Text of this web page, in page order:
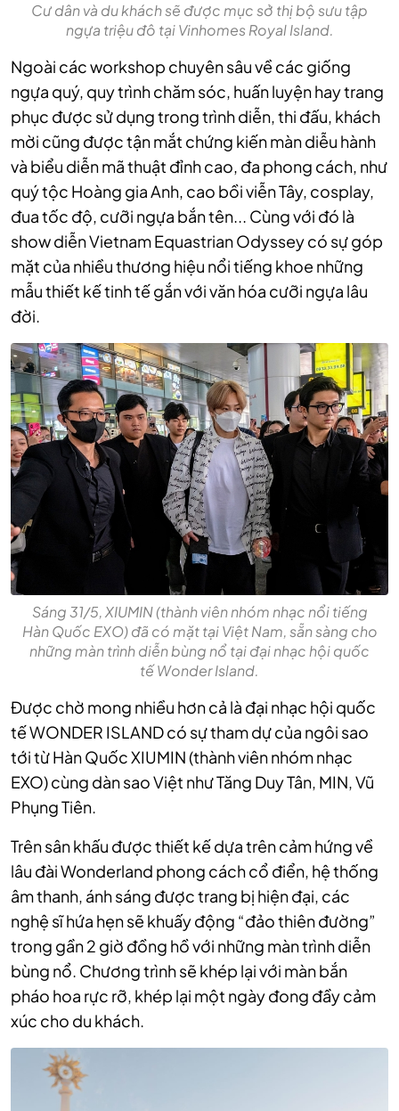
Cư dân và du khách sẽ được mục sở thị bộ sưu tập
ngựa triệu đô tại Vinhomes Royal Island.
Ngoài các workshop chuyên sâu về các giống
ngựa quý, quy trình chăm sóc, huấn luyện hay trang
phục được sử dụng trong trình diễn, thi đấu, khách
mời cũng được tận mắt chứng kiến màn diễu hành
và biểu diễn mã thuật đỉnh cao, đa phong cách, như
quý tộc Hoàng gia Anh, cao bồi viễn Tây, cosplay,
đua tốc độ, cưỡi ngựa bắn tên... Cùng với đó là
show diễn Vietnam Equastrian Odyssey có sự góp
mặt của nhiều thương hiệu nổi tiếng khoe những
mẫu thiết kế tinh tế gắn với văn hóa cưỡi ngựa lâu
đời.
Sáng 31/5, XIUMIN (thành viên nhóm nhạc nổi tiếng
Hàn Quốc EXO) đã có mặt tại Việt Nam, sẵn sàng cho
những màn trình diễn bùng nổ tại đại nhạc hội quốc
tế Wonder Island.
Được chờ mong nhiều hơn cả là đại nhạc hội quốc
tế WONDER ISLAND có sự tham dự của ngôi sao
tới từ Hàn Quốc XIUMIN (thành viên nhóm nhạc
EXO) cùng dàn sao Việt như Tăng Duy Tân, MIN, Vũ
Phụng Tiên.
Trên sân khấu được thiết kế dựa trên cảm hứng về
lâu đài Wonderland phong cách cổ điển, hệ thống
âm thanh, ánh sáng được trang bị hiện đại, các
nghệ sĩ hứa hẹn sẽ khuấy động “đảo thiên đường”
trong gần 2 giờ đồng hồ với những màn trình diễn
bùng nổ. Chương trình sẽ khép lại với màn bắn
pháo hoa rực rỡ, khép lại một ngày đong đầy cảm
xúc cho du khách.